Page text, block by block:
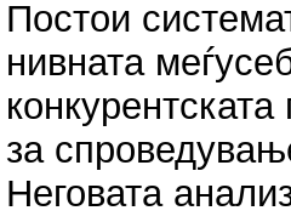
Постои
нивната
за
Неговата